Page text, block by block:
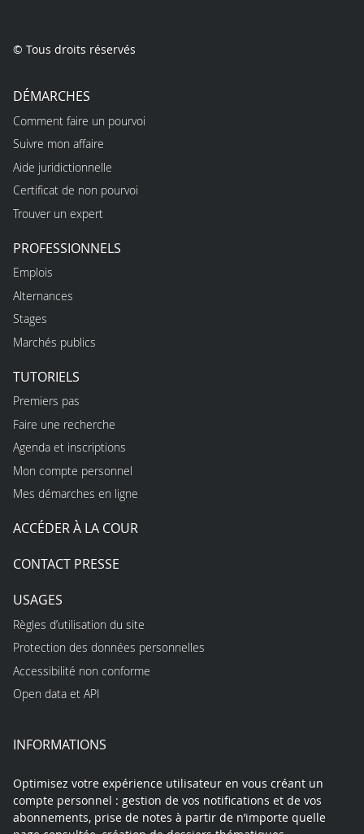
© Tous droits réservés
DÉMARCHES
Comment faire un pourvoi
Suivre mon affaire
Aide juridictionnelle
Certificat de non pourvoi
Trouver un expert
PROFESSIONNELS
Emplois
Alternances
Stages
Marchés publics
TUTORIELS
Premiers pas
Faire une recherche
Agenda et inscriptions
Mon compte personnel
Mes démarches en ligne
ACCÉDER À LA COUR
CONTACT PRESSE
USAGES
Règles d’utilisation du site
Protection des données personnelles
Accessibilité non conforme
Open data et API
INFORMATIONS
Optimisez votre expérience utilisateur en vous créant un
compte personnel : gestion de vos notifications et de vos
abonnements, prise de notes à partir de n’importe quelle